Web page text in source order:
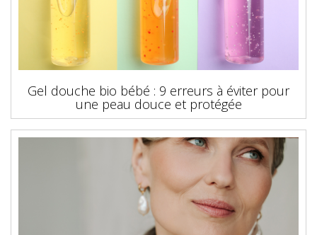
Gel douche bio bébé : 9 erreurs à éviter pour
une peau douce et protégée